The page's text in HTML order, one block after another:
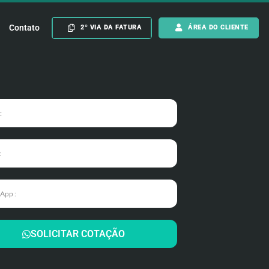
Contato 2º VIA DA FATURA ÁREA DO CLIENTE
SOLICITAR COTAÇÃO